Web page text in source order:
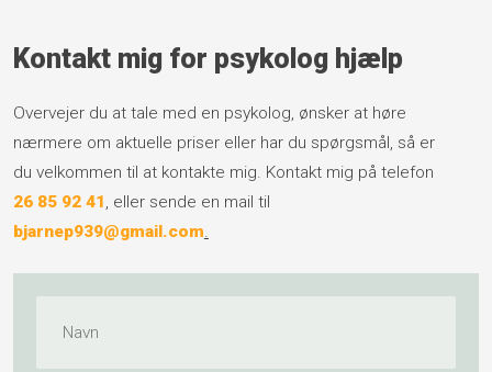
Kontakt mig for psykolog hjælp
Overvejer du at tale med en psykolog, ønsker at høre
nærmere om aktuelle priser eller har du spørgsmål, så er
du velkommen til at kontakte mig. Kontakt mig på telefon
26 85 92 41 , eller sende en mail til
bjarnep939@gmail.com.